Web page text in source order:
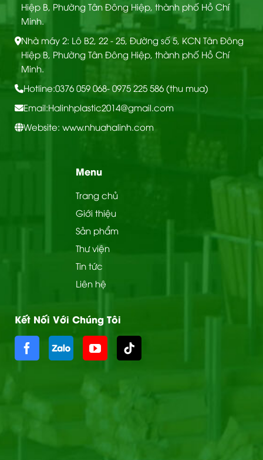
Hiệp B, Phường Tân Đông Hiệp, thành phố Hồ Chí
Minh.
Nhà máy 2: Lô B2, 22 - 25, Đường số 5, KCN Tân Đông
Hiệp B, Phường Tân Đông Hiệp, thành phố Hồ Chí
Minh.
Hotline:0376 059 068- 0975 225 586 (thu mua)
Email:Halinhplastic2014@gmail.com
Website: www.nhuahalinh.com
Menu
Trang chủ
Giới thiệu
Sản phẩm
Thư viện
Tin tức
Liên hệ
Kết Nối Với Chúng Tôi